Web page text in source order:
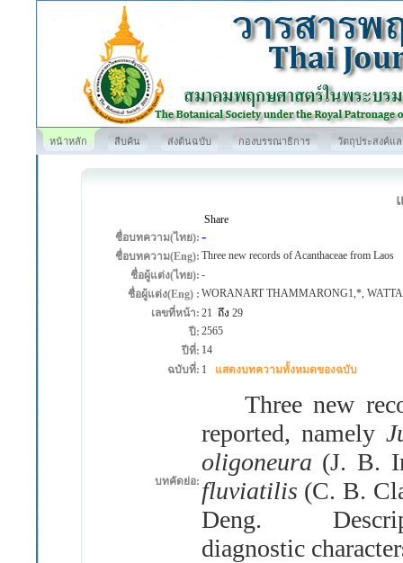
หน้าหลัก สืบค้น ส่งต้นฉบับ กองบรรณาธิการ วัตถุประสงค์แ
Share
ชื่อบทความ(ไทย): -
ชื่อบทความ(Eng): Three new records of Acanthaceae from Laos
ชื่อผู้แต่ง(ไทย): -
ชื่อผู้แต่ง(Eng) : WORANART THAMMARONG1,*,
เลขที่หน้า: 21 ถึง 29
ปี: 2565
ปีที่: 14
ฉบับที่: 1 แสดงบทความทั้งหมดของฉบับ
บทคัดย่อ:
Three new
reported, namely
oligoneura (J. B.
fluviatilis (C. B.
Deng.
diagnostic